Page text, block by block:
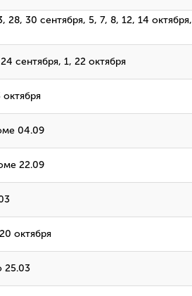
28, 30 сентября, 5, 7, 8, 12, 14 октября,
сентября, 1, 22 октября
04.09
22.09
октября
25.03